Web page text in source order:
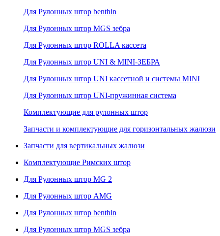
Для Рулонных штор benthin
Для Рулонных штор MGS зебра
Для Рулонных штор ROLLA кассета
Для Рулонных штор UNI & MINI-ЗЕБРА
Для Рулонных штор UNI кассетной и системы MINI
Для Рулонных штор UNI-пружинная система
Комплектующие для рулонных штор
Запчасти и комплектующие для горизонтальных жалюзи
Запчасти для вертикальных жалюзи
Комплектующие Римских штор
Для Рулонных штор MG 2
Для Рулонных штор AMG
Для Рулонных штор benthin
Для Рулонных штор MGS зебра